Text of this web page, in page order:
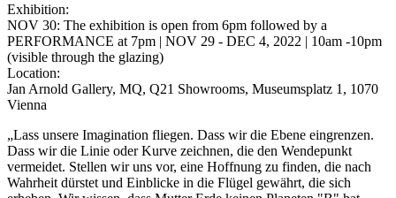
Exhibition:
NOV 30: The exhibition is open from 6pm followed by a
PERFORMANCE at 7pm | NOV 29 - DEC 4, 2022 | 10am -10pm
(visible through the glazing)
Location:
Jan Arnold Gallery, MQ, Q21 Showrooms, Museumsplatz 1, 1070
Vienna
„Lass unsere Imagination fliegen. Dass wir die Ebene eingrenzen.
Dass wir die Linie oder Kurve zeichnen, die den Wendepunkt
vermeidet. Stellen wir uns vor, eine Hoffnung zu finden, die nach
Wahrheit dürstet und Einblicke in die Flügel gewährt, die sich